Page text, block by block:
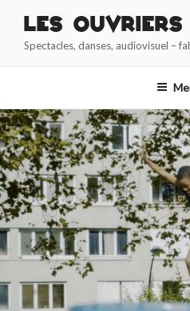
contenu
Les Ouvriers
Spectacles, danses, audiovisuel –